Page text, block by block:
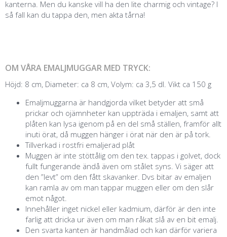
kanterna. Men du kanske vill ha den lite charmig och vintage? I
så fall kan du tappa den, men akta tårna!
OM VÅRA EMALJMUGGAR MED TRYCK:
Höjd: 8 cm, Diameter: ca 8 cm, Volym: ca 3,5 dl. Vikt ca 150 g
Emaljmuggarna är handgjorda vilket betyder att små
prickar och ojämnheter kan uppträda i emaljen, samt att
plåten kan lysa igenom på en del små ställen, framför allt
inuti örat, då muggen hänger i örat när den är på tork.
Tillverkad i rostfri emaljerad plåt
Muggen är inte stöttålig om den tex. tappas i golvet, dock
fullt fungerande ändå även om stålet syns. Vi säger att
den ”levt” om den fått skavanker. Dvs bitar av emaljen
kan ramla av om man tappar muggen eller om den slår
emot något.
Innehåller inget nickel eller kadmium, därför är den inte
farlig att dricka ur även om man råkat slå av en bit emalj.
Den svarta kanten är handmålad och kan därför variera